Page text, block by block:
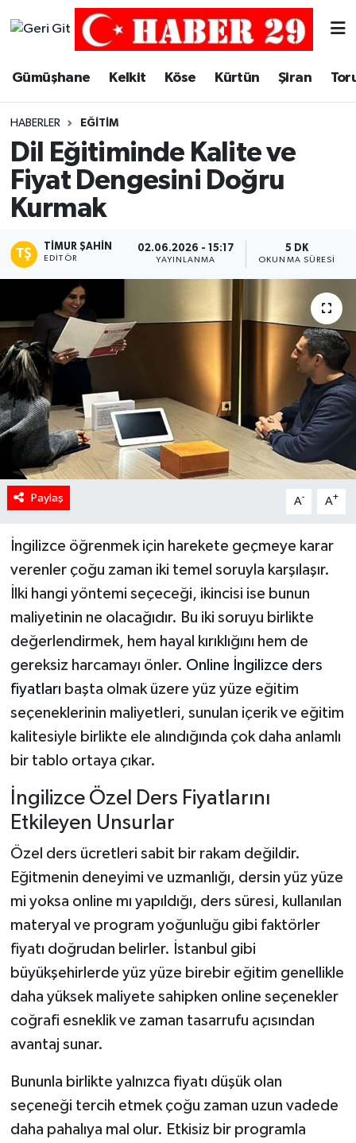
Gümüşhane Kelkit Köse Kürtün Şiran
HABERLER EĞITIM
Dil Eğitiminde Kalite ve
Fiyat Dengesini Doğru
Kurmak
TIMUR ŞAHIN
EDITÖR
02.06.2026 - 15:17
YAYINLANMA
5 DK
OKUNMA SÜRESI
Paylaş A- A+
İngilizce öğrenmek için harekete geçmeye karar
verenler çoğu zaman iki temel soruyla karşılaşır.
İlki hangi yöntemi seçeceği, ikincisi ise bunun
maliyetinin ne olacağıdır. Bu iki soruyu birlikte
değerlendirmek, hem hayal kırıklığını hem de
gereksiz harcamayı önler. Online İngilizce ders
fiyatları başta olmak üzere yüz yüze eğitim
seçeneklerinin maliyetleri, sunulan içerik ve eğitim
kalitesiyle birlikte ele alındığında çok daha anlamlı
bir tablo ortaya çıkar.
İngilizce Özel Ders Fiyatlarını
Etkileyen Unsurlar
Özel ders ücretleri sabit bir rakam değildir.
Eğitmenin deneyimi ve uzmanlığı, dersin yüz yüze
mi yoksa online mı yapıldığı, ders süresi, kullanılan
materyal ve program yoğunluğu gibi faktörler
fiyatı doğrudan belirler. İstanbul gibi
büyükşehirlerde yüz yüze birebir eğitim genellikle
daha yüksek maliyete sahipken online seçenekler
coğrafi esneklik ve zaman tasarrufu açısından
avantaj sunar.
Bununla birlikte yalnızca fiyatı düşük olan
seçeneği tercih etmek çoğu zaman uzun vadede
daha pahalıya mal olur. Etkisiz bir programla
Merkez Trafik Yoğunluk Haritası
Süper Lig Puan Durumu ve Fikstür
Tüm Manşetler
Haber Arşivi